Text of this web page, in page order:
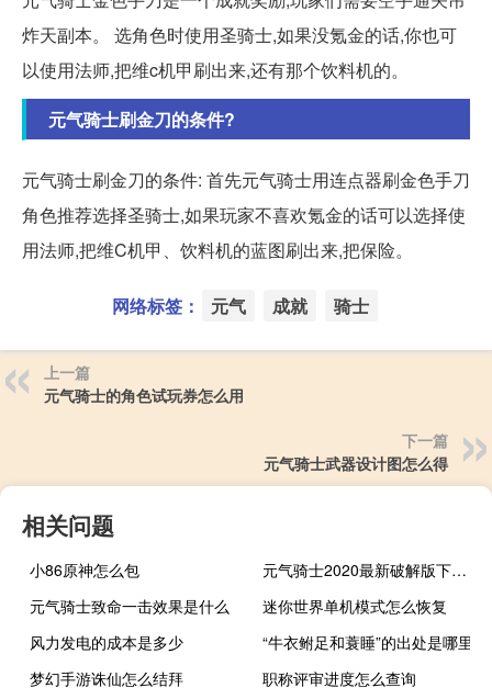
炸天副本。 选角色时使用圣骑士,如果没氪金的话,你也可
以使用法师,把维c机甲刷出来,还有那个饮料机的。
元气骑士刷金刀的条件?
元气骑士刷金刀的条件: 首先元气骑士用连点器刷金色手刀
角色推荐选择圣骑士,如果玩家不喜欢氪金的话可以选择使
用法师,把维C机甲、饮料机的蓝图刷出来,把保险。
网络标签： 元气 成就 骑士
上一篇
元气骑士的角色试玩券怎么用
下一篇
元气骑士武器设计图怎么得
相关问题
小86原神怎么包
元气骑士2020最新破解版下载2.7
元气骑士致命一击效果是什么
迷你世界单机模式怎么恢复
风力发电的成本是多少
“牛衣鲋足和蓑睡”的出处是哪里
梦幻手游诛仙怎么结拜
职称评审进度怎么查询